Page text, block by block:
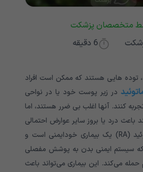
متخصصان پزشکت
6 دقیقه
، توده هایی هستند که ممکن است افراد
در زیر پوست خود یا در نواحی
کنند. آنها اغلب بی ضرر هستند، اما
باعث درد یا بروز سایر عوارض احتمالی
شوند. آرتریت روماتوئید (RA) یک بیماری خودایمنی است و
که سیستم ایمنی بدن به پوشش مفصلی
می‌کند. این بیماری می‌تواند باعث